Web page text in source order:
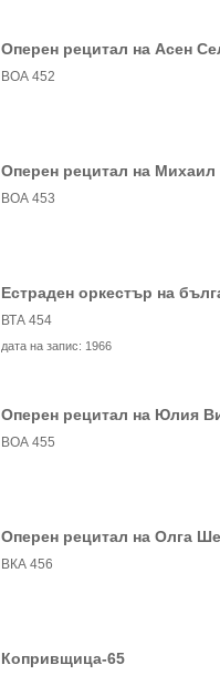
Оперен рецитал на Асен
ВОА 452
Оперен рецитал на
ВОА 453
Естраден оркестър на
ВТА 454
дата на запис: 1966
Оперен рецитал на Юлия
ВОА 455
Оперен рецитал на Олга
ВКА 456
Копривщица-65